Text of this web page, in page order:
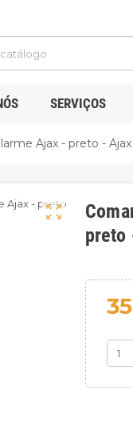
SERVIÇOS
Ajax - preto - Ajax
zoom_out_map
preto